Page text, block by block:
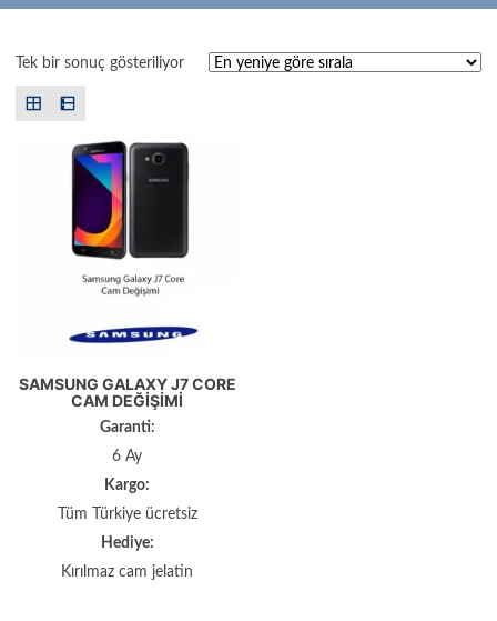
Tek bir sonuç gösteriliyor
SAMSUNG GALAXY J7 CORE
CAM DEĞIŞIMI
Garanti:
6 Ay
Kargo:
Tüm Türkiye ücretsiz
Hediye:
Kırılmaz cam jelatin